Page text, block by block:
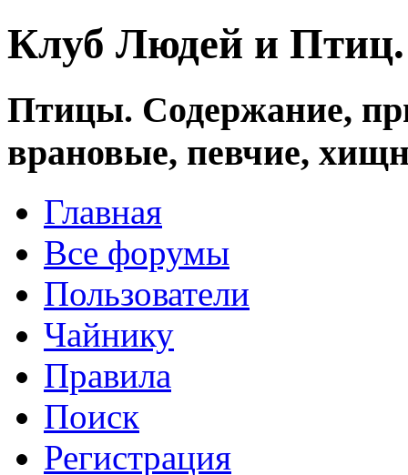
Клуб Людей и
Птицы. Содержание,
врановые, певчие,
Главная
Все форумы
Пользователи
Чайнику
Правила
Поиск
Регистрация